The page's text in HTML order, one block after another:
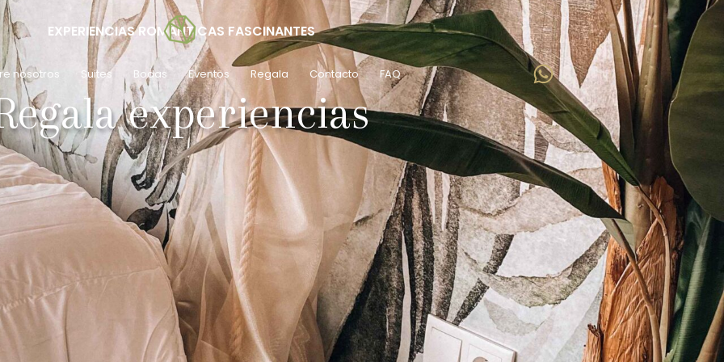
nosotros Suites Bodas Eventos Regala Contacto FAQ
EXPERIENCIAS ROMÁNTICAS FASCINANTES
experiencias